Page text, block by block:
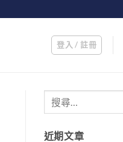
登入 / 註冊
近期文章